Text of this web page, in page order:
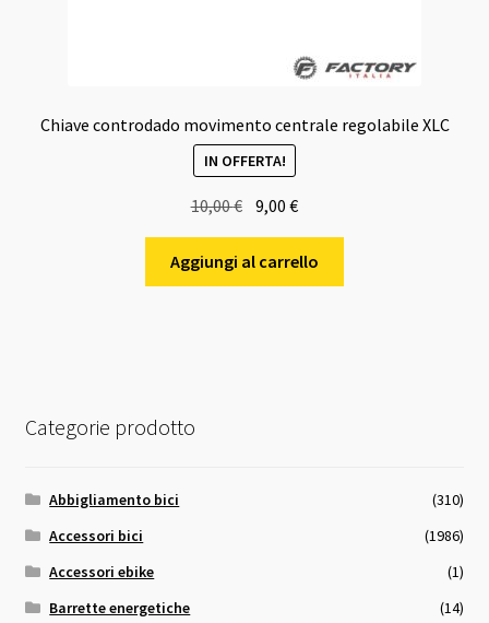
Chiave controdado movimento centrale regolabile XLC
IN OFFERTA!
10,00€
originale
era:
9,00€Il
attuale
è:
Aggiungi al carrello
Categorie prodotto
Abbigliamento bici
(310)
Accessori bici
(1986)
Accessori ebike
(1)
Barrette energetiche
(14)